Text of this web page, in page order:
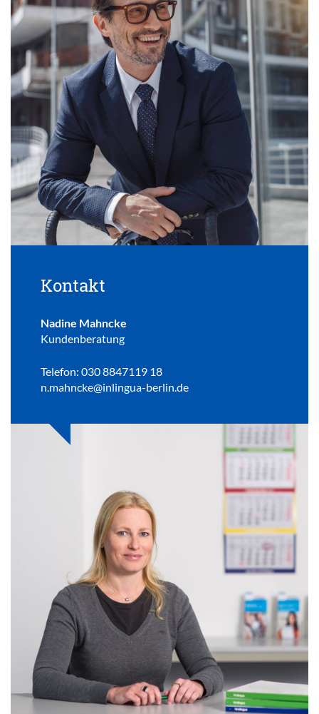
Kontakt
Nadine Mahncke
Kundenberatung
Telefon: 030 8847119 18
n.mahncke@inlingua-berlin.de